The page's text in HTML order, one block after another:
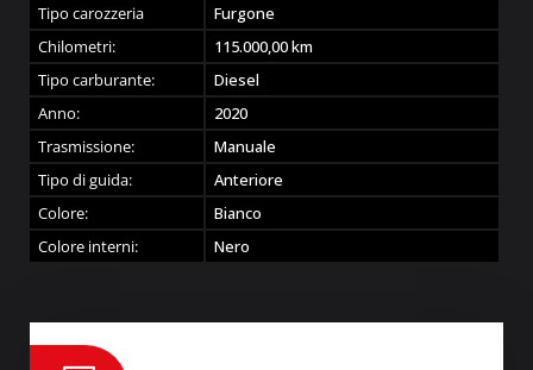
Tipo carozzeria
Furgone
Chilometri:
115.000,00km
Tipo carburante:
Diesel
Anno:
2020
Trasmissione:
Manuale
Tipo di guida:
Anteriore
Colore:
Bianco
Colore interni:
Nero